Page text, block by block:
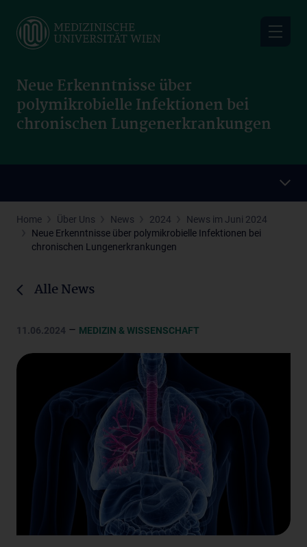
main
Neue Erkenntnisse über
polymikrobielle Infektionen bei
chronischen Lungenerkrankungen
Home Über Uns News 2024
News im Juni 2024
Neue Erkenntnisse über polymikrobielle Infektionen bei
chronischen Lungenerkrankungen
Alle News
11.06.2024 – MEDIZIN & WISSENSCHAFT